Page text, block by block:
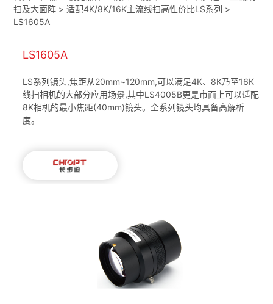
扫及大面阵 >适配4K/8K/16K主流线扫高性价比LS系列 >
LS1605A
LS1605A
LS系列镜头,焦距从20mm~120mm,可以满足4K、8K乃至16K
线扫相机的大部分应用场景,其中LS4005B更是市面上可以适配
8K相机的最小焦距(40mm)镜头。全系列镜头均具备高解析
度。